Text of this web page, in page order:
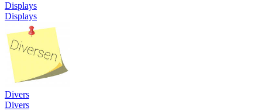
Displays
Displays
Divers
Divers